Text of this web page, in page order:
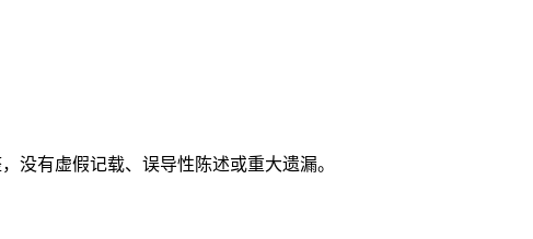
没有虚假记载、误导性陈述或重大遗漏。